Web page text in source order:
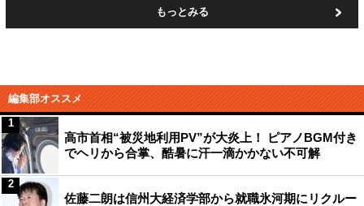
もっとみる
編集部オススメ
高市首相“被災地利用PV”が大炎上！ ピアノBGM付き
でヘリから合掌、酷暑に汗一滴かかない不可解
1
佐藤二朗は信州大経済学部から就職氷河期にリクルー
2